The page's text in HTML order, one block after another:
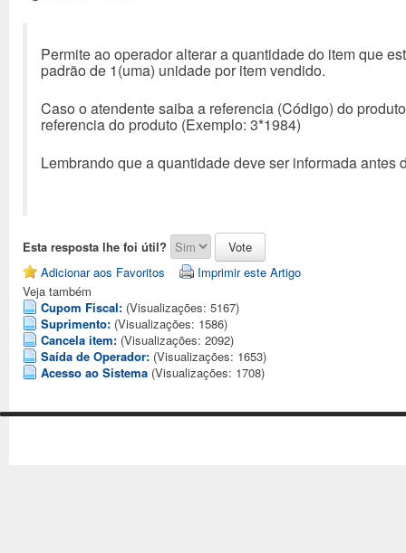
Permite ao operador alterar a quantidade do item que
padrão de 1(uma) unidade por item vendido.
Caso o atendente saiba a referencia (Código) do
referencia do produto (Exemplo: 3*1984)
Lembrando que a quantidade deve ser informada antes
Esta resposta lhe foi útil?
Adicionar aos Favoritos
Imprimir este Artigo
Veja também
Cupom Fiscal: (Visualizações: 5167)
Suprimento: (Visualizações: 1586)
Cancela item: (Visualizações: 2092)
Saída de Operador: (Visualizações: 1653)
Acesso ao Sistema (Visualizações: 1708)